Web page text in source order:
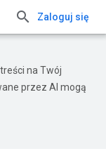
Zaloguj się
na Twój
przez AI mogą